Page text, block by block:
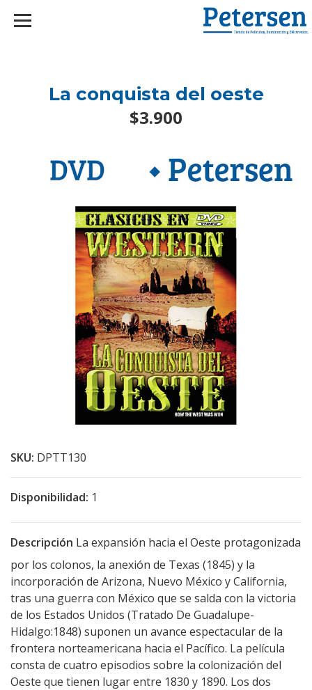
La conquista del oeste
$3.900
SKU: DPTT130
Disponibilidad: 1
Descripción La expansión hacia el Oeste protagonizada
por los colonos, la anexión de Texas (1845) y la
incorporación de Arizona, Nuevo México y California,
tras una guerra con México que se salda con la victoria
de los Estados Unidos (Tratado De Guadalupe-
Hidalgo:1848) suponen un avance espectacular de la
frontera norteamericana hacia el Pacífico. La película
consta de cuatro episodios sobre la colonización del
Oeste que tienen lugar entre 1830 y 1890. Los dos